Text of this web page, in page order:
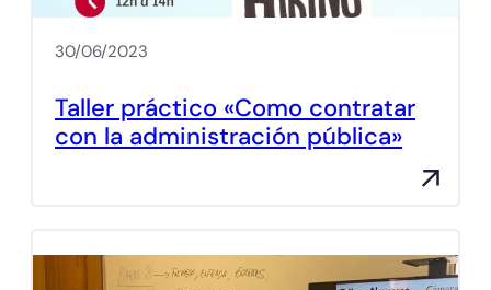
30/06/2023
Taller práctico «Como contratar
con la administración pública»